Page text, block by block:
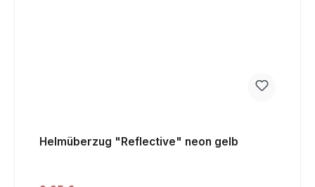
Helmüberzug "Reflective" neon gelb